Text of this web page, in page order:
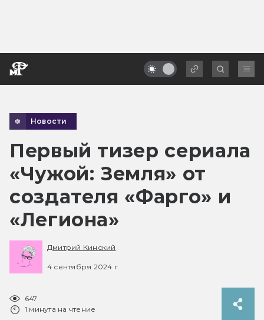
Новости
Первый тизер сериала
«Чужой: Земля» от
создателя «Фарго» и
«Легиона»
Дмитрий Кинский
4 сентября 2024 г.
647
1 минута на чтение